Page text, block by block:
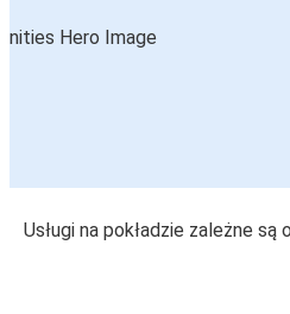
Usługi na pokładzie zależne